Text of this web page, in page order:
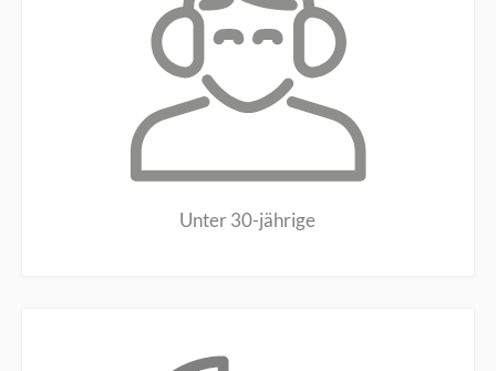
Unter 30-jährige